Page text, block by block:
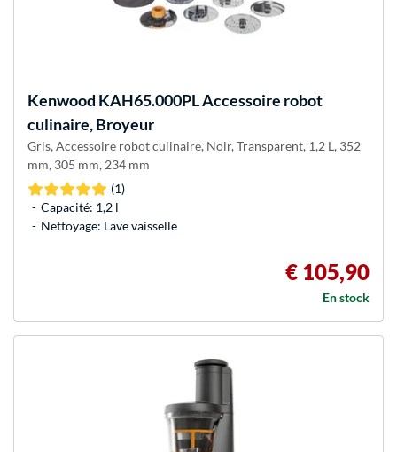
Kenwood KAH65.000PL Accessoire robot
culinaire, Broyeur
Gris, Accessoire robot culinaire, Noir, Transparent, 1,2 L, 352
mm, 305 mm, 234 mm
(1)
Capacité: 1,2 l
Nettoyage: Lave vaisselle
€ 105,90
En stock